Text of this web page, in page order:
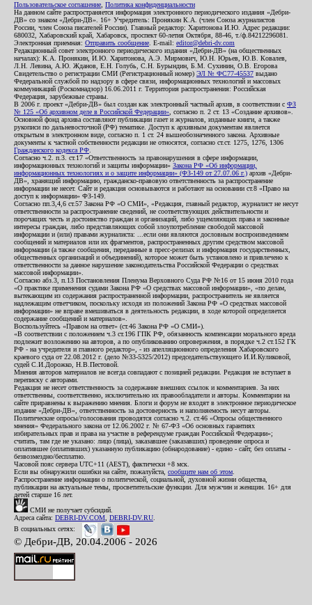
Пользовательское соглашение Политика конфиденциальности
На данном сайте распространяется информация электронного периодического издания «Дебри-
ДВ» со знаком «Дебри-ДВ». 16+ Учредитель: Пронякин К.А. (член Союза журналистов
России, член Союза писателей России). Главный редактор: Харитонова И.Ю. Адрес редакции:
680032, Хабаровский край, Хабаровск, проспект 60-летия Октября, 88-46, т./ф.84212296081.
Электронная приемная: Отправить сообщение . E-mail: editor@debri-dv.com
Редакционный совет электронного периодического издания «Дебри-ДВ» (на общественных
началах): К.А. Пронякин, И.Ю. Харитонова, А.Э. Мирмович, Ю.Н. Юрьев, Ю.В. Ковалев,
Л.Н. Левина, А.Ю. Жданов, Е.Н. Голубь, С.Н. Бурындин, Б.М. Сухинин, О.В. Егорова
Свидетельство о регистрации СМИ (Регистрационный номер) ЭЛ № ФС77-45537 выдано
Федеральной службой по надзору в сфере связи, информационных технологий и массовых
коммуникаций (Роскомнадзор) 16.06.2011 г. Территория распространения: Российская
Федерация, зарубежные страны.
В 2006 г. проект «Дебри-ДВ» был создан как электронный частный архив, в соответствии с ФЗ
№ 125 «Об архивном деле в Российской Федерации» , согласно п. 2 ст. 13 «Создание архивов».
Основной фонд архива составляют публикации газет и журналов, изданные книги, а также
рукописи по дальневосточной (РФ) тематике. Доступ к архивным документам является
открытым в электронном виде, согласно п. 1 ст. 24 вышеобозначенного закона. Архивные
документы к частной собственности редакции не относятся, согласно ст.ст. 1275, 1276, 1306
Гражданского кодекса РФ
Согласно ч.2. п.3. ст.17 «Ответственность за правонарушения в сфере информации,
информационных технологий и защиты информации» Закона РФ «Об информации,
информационных технологиях и о защите информации» (ФЗ-149 от 27.07.06 г.) архив «Дебри-
ДВ», хранящий информацию, гражданско-правовую ответственность за распространение
информации не несет. Сайт и редакция основываются и работают на основании ст.8 «Право на
доступ к информации» ФЗ-149.
Согласно пп.3,4,6 ст.57 Закона РФ «О СМИ», «Редакция, главный редактор, журналист не несут
ответственности за распространение сведений, не соответствующих действительности и
порочащих честь и достоинство граждан и организаций, либо ущемляющих права и законные
интересы граждан, либо представляющих собой злоупотребление свободой массовой
информации и (или) правами журналиста: ...если они являются дословным воспроизведением
сообщений и материалов или их фрагментов, распространенных другим средством массовой
информации (а также сообщения, переданные в пресс-релизах и информация государственных,
общественных организаций и объединений), которое может быть установлено и привлечено к
ответственности за данное нарушение законодательства Российской Федерации о средствах
массовой информации».
Согласно абз.3, п.13 Постановления Пленума Верховного Суда РФ №16 от 15 июня 2010 года
«О практике применения судами Закона РФ «О средствах массовой информации», «по делам,
вытекающим из содержания распространенной информации, распространитель не является
надлежащим ответчиком, поскольку исходя из положений Закона РФ «О средствах массовой
информации» не вправе вмешиваться в деятельность редакции, в ходе которой определяется
содержание сообщений и материалов».
Воспользуйтесь «Правом на ответ» (ст.46 Закона РФ «О СМИ»).
«В соответствии с положением ч.3 ст.196 ГПК РФ, обязанность компенсации морального вреда
подлежит возложению на авторов, а по опубликованию опровержения, в порядке ч.2 ст.152 ГК
РФ - на учредителя и главного редактор», - из апелляционного определения Хабаровского
краевого суда от 22.08.2012 г. (дело №33-5325/2012) председательствующего И.И.Куликовой,
судей С.И.Дорожко, Н.В.Пестовой.
Мнения авторов материалов не всегда совпадают с позицией редакции. Редакция не вступает в
переписку с авторами.
Редакция не несет ответственность за содержание внешних ссылок и комментариев. За них
ответственны, соответственно, исключительно их правообладатели и авторы. Комментарии на
сайте приравнены к выражению мнения. Блоги и форум не входят в электронное периодическое
издание «Дебри-ДВ», ответственность за достоверность и наполняемость несут авторы.
Политические опросы/голосования проводятся согласно ч.2. ст.46 «Опросы общественного
мнения» Федерального закона от 12.06.2002 г. № 67-ФЗ «Об основных гарантиях
избирательных прав и права на участие в референдуме граждан Российской Федерации»;
считать, там где не указано: лицо (лица), заказавшее (заказавших) проведение опроса и
оплатившее (оплативших) указанную публикацию (обнародование) - едино - сайт, без оплаты -
безвозмездно/бесплатно.
Часовой пояс сервера UTC+11 (AEST), фактически +8 мск.
Если вы обнаружили ошибки на сайте, пожалуйста, сообщите нам об этом
Распространение информации о политической, социальной, духовной жизни общества,
публикации на актуальные темы, просветительские функции. Для мужчин и женщин. 16+ для
детей старше 16 лет.
СМИ не получает субсидий.
Адреса сайта: DEBRI-DV.COM DEBRI-DV.RU
В социальных сетях:
© Дебри-ДВ, 20.04.2006 - 2026